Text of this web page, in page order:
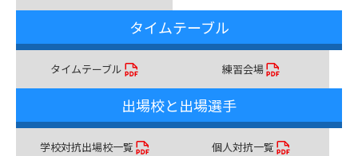
タイムテーブル
タイムテーブル 練習会場
出場校と出場選手
学校対抗出場校一覧 個人対抗一覧